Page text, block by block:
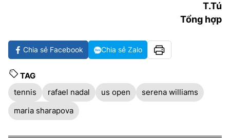
T.Tú
Tổng hợp
Chia sẻ Facebook Chia sẻ Zalo
TAG
tennis
rafael nadal us open
serena williams
maria sharapova